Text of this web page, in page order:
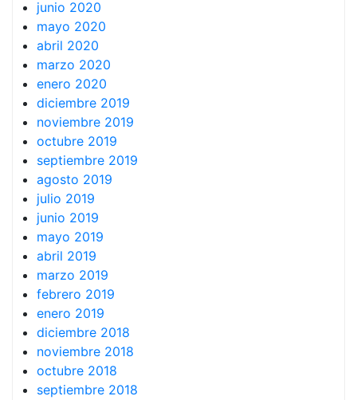
junio 2020
mayo 2020
abril 2020
marzo 2020
enero 2020
diciembre 2019
noviembre 2019
octubre 2019
septiembre 2019
agosto 2019
julio 2019
junio 2019
mayo 2019
abril 2019
marzo 2019
febrero 2019
enero 2019
diciembre 2018
noviembre 2018
octubre 2018
septiembre 2018